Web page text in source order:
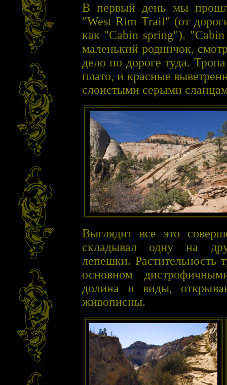
В первый день мы
"West Rim Trail" (от
как "Cabin spring"). "Cabin
маленький родничок,
дело по дороге туда.
плато, и красные
слоистыми серыми
Выглядит все это
складывал одну на
лепешки. Растительность
основном
долина и виды,
живописны.